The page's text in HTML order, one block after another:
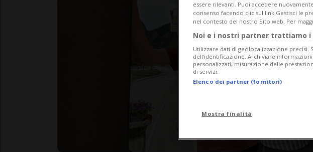
essere rilevanti. Puoi accedere
consenso facendo clic sul link Gestisci le
nel contesto del nostro Sito web. Per
Noi e i nostri partner trattiamo
Utilizzare dati di geolocalizzazione precisi.
dell’identificazione. Archiviare
personalizzati, misurazione delle
di servizi.
Elenco dei partner (fornitori)
Mostra finalità